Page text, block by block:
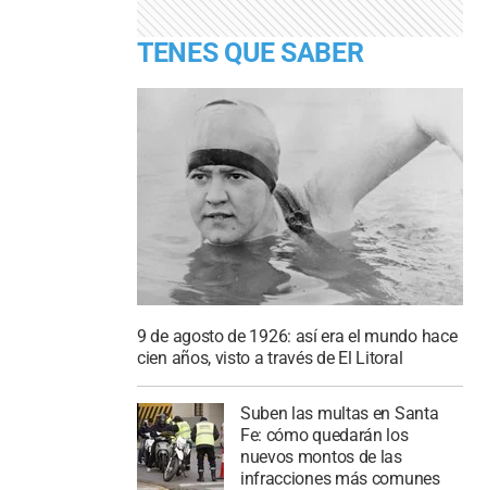
TENES QUE SABER
9 de agosto de 1926: así era el mundo hace
cien años, visto a través de El Litoral
Suben las multas en Santa
Fe: cómo quedarán los
nuevos montos de las
infracciones más comunes